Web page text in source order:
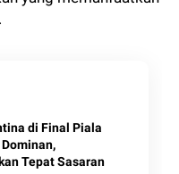
di Final Piala
Tepat Sasaran